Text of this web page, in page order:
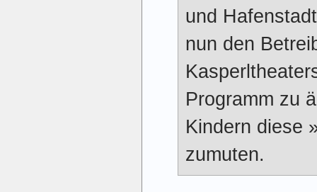
und
nun den
Programm zu
Kindern diese
zumuten.